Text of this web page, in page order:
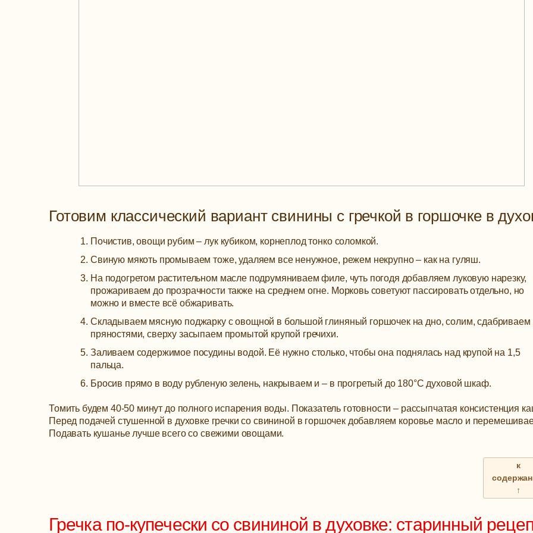
Готовим классический вариант свинины с гречкой в горшочке в
Почистив, овощи рубим – лук кубиком, корнеплод тонко соломкой.
Свиную мякоть промываем тоже, удаляем все ненужное, режем некрупно – как на гуляш.
На подогретом растительном масле подрумяниваем филе, чуть погодя добавляем луковую нарезку,
прожариваем до прозрачности также на среднем огне. Морковь советуют пассировать отдельно, но
можно и вместе всё обжаривать.
Складываем мясную поджарку с овощной в большой глиняный горшочек на дно, солим, сдабриваем
пряностями, сверху засыпаем промытой крупой гречихи.
Заливаем содержимое посудины водой. Её нужно столько, чтобы она поднялась над крупой на 1,5
пальца.
Бросив прямо в воду рубленую зелень, накрываем и – в прогретый до 180°C духовой шкаф.
Томить будем 40-50 минут до полного испарения воды. Показатель готовности – рассыпчатая консистенция
Перед подачей стушенной в духовке гречки со свининой в горшочек добавляем коровье масло и
Подавать кушанье лучше всего со свежими овощами.
к
↑
Гречка по-купечески со свининой в духовке: старинный